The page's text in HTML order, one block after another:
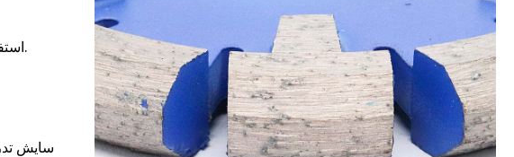
استفاده طولانی مدت و کاهش نیاز به تعویض ابزار مکرر.